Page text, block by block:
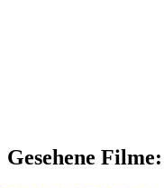
Gesehene Filme: